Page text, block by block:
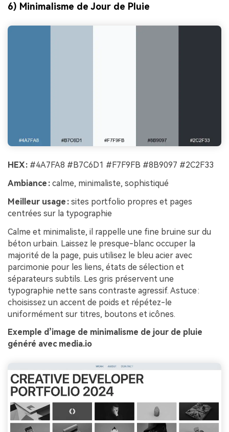
6) Minimalisme de Jour de Pluie
HEX : #4A7FA8 #B7C6D1 #F7F9FB #8B9097 #2C2F33
Ambiance : calme, minimaliste, sophistiqué
Meilleur usage : sites portfolio propres et pages
centrées sur la typographie
Calme et minimaliste, il rappelle une fine bruine sur du
béton urbain. Laissez le presque-blanc occuper la
majorité de la page, puis utilisez le bleu acier avec
parcimonie pour les liens, états de sélection et
séparateurs subtils. Les gris préservent une
typographie nette sans contraste agressif. Astuce :
choisissez un accent de poids et répétez-le
uniformément sur titres, boutons et icônes.
Exemple d’image de minimalisme de jour de pluie
généré avec media.io